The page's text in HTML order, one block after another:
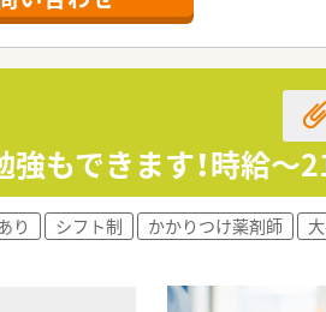
す。
す。
よう変更予定です。
す！強もできます！時給～
り シフト制 かかりつけ薬剤師